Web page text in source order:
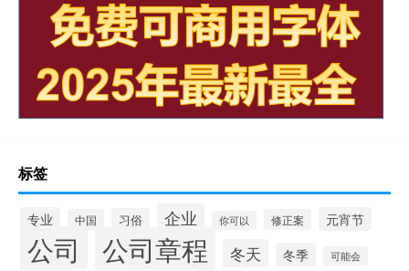
标签
专业 中国 习俗 企业 你可以 修正案 元宵节
公司 公司章程 冬天 冬季 可能会